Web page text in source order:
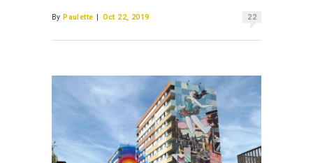
22
By Paulette Oct 22, 2019